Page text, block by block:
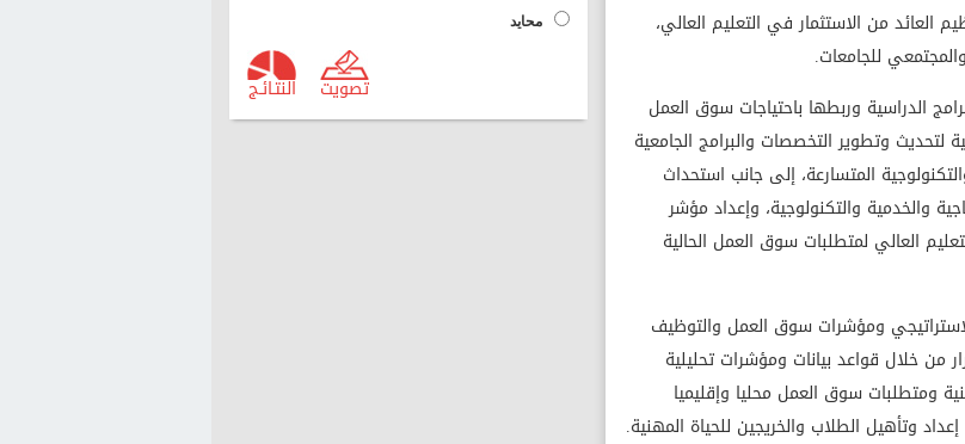
محايد
النتـائـج تصويت
العائد من الاستثمار في التعليم العالي،
للجامعات.
الدراسية وربطها باحتياجات سوق العمل
وتطوير التخصصات والبرامج الجامعية
المتسارعة، إلى جانب استحداث
والخدمية والتكنولوجية، وإعداد مؤشر
العالي لمتطلبات سوق العمل الحالية
ومؤشرات سوق العمل والتوظيف
خلال قواعد بيانات ومؤشرات تحليلية
ومتطلبات سوق العمل محليا وإقليميا
وتأهيل الطلاب والخريجين للحياة المهنية.